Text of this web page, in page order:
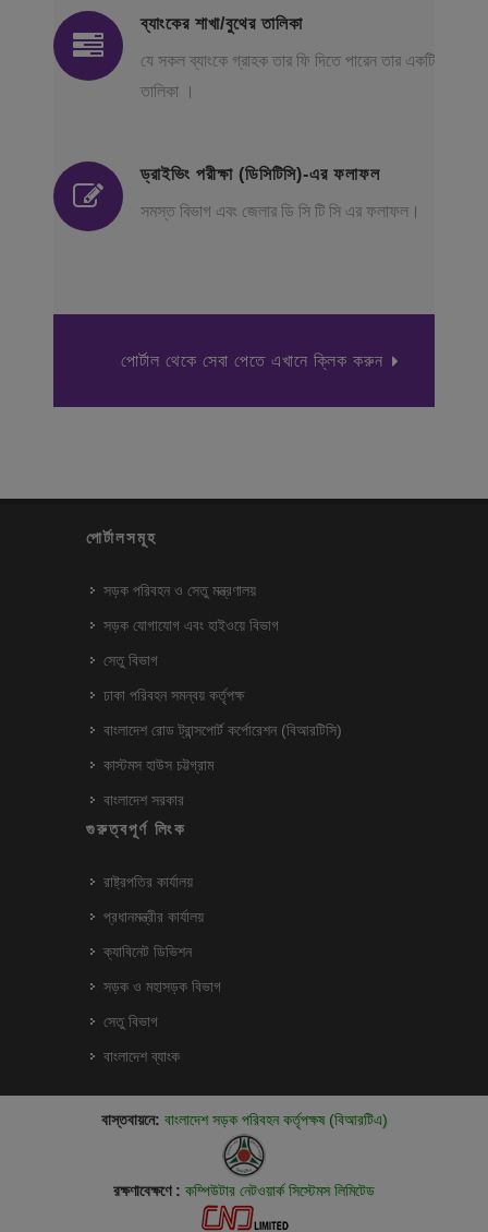
ব্যাংকের শাখা/বুথের তালিকা
যে সকল ব্যাংকে গ্রাহক তার ফি দিতে পারেন তার একটি
তালিকা ।
ড্রাইভিং পরীক্ষা (ডিসিটিসি)-এর ফলাফল
সমস্ত বিভাগ এবং জেলার ডি সি টি সি এর ফলাফল।
পোর্টাল থেকে সেবা পেতে এখানে ক্লিক করুন
পোর্টালসমূহ
সড়ক পরিবহন ও সেতু মন্ত্রণালয়
সড়ক যোগাযোগ এবং হাইওয়ে বিভাগ
সেতু বিভাগ
ঢাকা পরিবহন সমন্বয় কর্তৃপক্ষ
বাংলাদেশ রোড ট্রান্সপোর্ট কর্পোরেশন (বিআরটিসি)
কাস্টমস হাউস চট্টগ্রাম
বাংলাদেশ সরকার
গুরুত্বপূর্ণ লিংক
রাষ্ট্রপতির কার্যালয়
প্রধানমন্ত্রীর কার্যালয়
ক্যাবিনেট ডিভিশন
সড়ক ও মহাসড়ক বিভাগ
সেতু বিভাগ
বাংলাদেশ ব্যাংক
বাস্তবায়নে: বাংলাদেশ সড়ক পরিবহন কর্তৃপক্ষ (বিআরটিএ)
রক্ষণাবেক্ষণে : কম্পিউটার নেটওয়ার্ক সিস্টেমস লিমিটেড